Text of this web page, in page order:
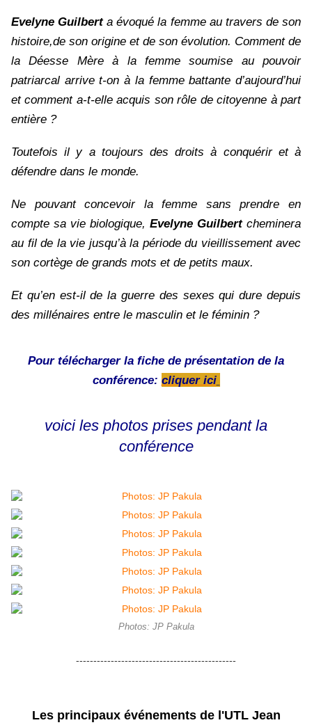
Evelyne Guilberta évoqué la femme au travers de son
histoire,de son origine et de son évolution. Comment de
la Déesse Mère à la femme soumise au pouvoir
patriarcal arrive t-on à la femme battante d’aujourd’hui
et comment a-t-elle acquis son rôle de citoyenne à part
entière ?
Toutefois il y a toujours des droits à conquérir et à
défendre dans le monde.
Ne pouvant concevoir la femme sans prendre en
compte sa vie biologique, Evelyne Guilbert cheminera
au fil de la vie jusqu’à la période du vieillissement avec
son cortège de grands mots et de petits maux.
Et qu’en est-il de la guerre des sexes qui dure depuis
des millénaires entre le masculin et le féminin ?
Pour télécharger la fiche de présentation de la
conférence: cliquer ici
voici les photos prises pendant la
conférence
Photos: JP Pakula
----------------------------------------------
Les principaux événements de l'UTL Jean